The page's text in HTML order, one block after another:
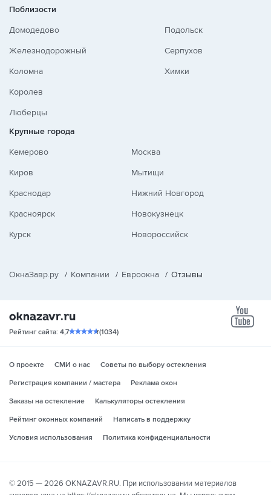
Поблизости
Домодедово
Железнодорожный
Коломна
Королев
Люберцы
Подольск
Серпухов
Химки
Крупные города
Кемерово
Киров
Краснодар
Красноярск
Курск
Москва
Мытищи
Нижний Новгород
Новокузнецк
Новороссийск
ОкнаЗавр.ру / Компании / Евроокна / Отзывы
Рейтинг сайта: 4,7 (1034)
О проекте СМИ о нас
Советы по выбору остекления
Регистрация компании / мастера
Реклама окон
Заказы на остекление
Калькуляторы остекления
Рейтинг оконных компаний
Написать в поддержку
Условия использования
Политика конфиденциальности
© 2015 — 2026 OKNAZAVR.RU. При использовании материалов